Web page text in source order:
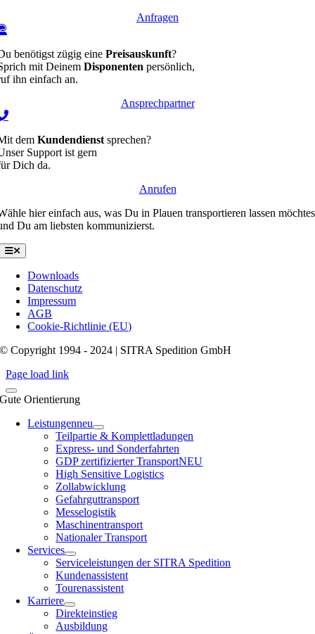
Anfragen
benötigst zügig eine Preisauskunft?
mit Deinem Disponenten persönlich,
ihn einfach an.
Ansprechpartner
dem Kundendienst sprechen?
Support ist gern
Dich da.
Anrufen
hier einfach aus, was Du in Plauen transportieren lassen
Du am liebsten kommunizierst.
Toggle
Navigation
Downloads
Datenschutz
Impressum
AGB
Cookie-Richtlinie (EU)
© Copyright 1994 - 2024 | SITRA Spedition GmbH
Page load link
Gute Orientierung
Leistungenneu
Teilpartie & Komplettladungen
Express- und Sonderfahrten
GDP zertifizierter TransportNEU
High Sensitive Logistics
Zollabwicklung
Gefahrguttransport
Messelogistik
Maschinentransport
Nationaler Transport
Services
Serviceleistungen der SITRA Spedition
Kundenassistent
Tourenassistent
Karriere
Direkteinstieg
Ausbildung